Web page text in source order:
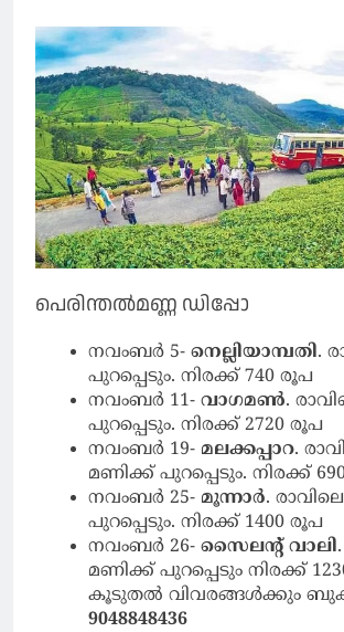
പെരിന്തൽമണ്ണ ഡിപ്പോ
നവംബർ 5- നെല്ലിയാമ്പതി.
പുറപ്പെടും. നിരക്ക് 740 രൂപ
നവംബർ 11- വാഗമൺ.
പുറപ്പെടും. നിരക്ക് 2720 രൂപ
നവംബർ 19- മലക്കപ്പാറ.
മണിക്ക് പുറപ്പെടും. നിരക്ക്
നവംബർ 25- മൂന്നാർ.
പുറപ്പെടും. നിരക്ക് 1400 രൂപ
നവംബർ 26- സൈലന്റ് വാലി
മണിക്ക് പുറപ്പെടും നിരക്ക്
കൂടുതൽ വിവരങ്ങൾക്കും
9048848436